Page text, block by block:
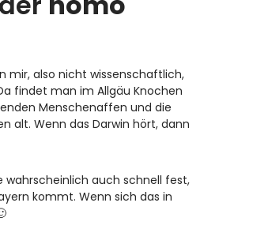
mir, also nicht wissenschaftlich,
findet man im Allgäu Knochen
Menschenaffen und die
alt. Wenn das Darwin hört, dann
wahrscheinlich auch schnell fest,
kommt. Wenn sich das in